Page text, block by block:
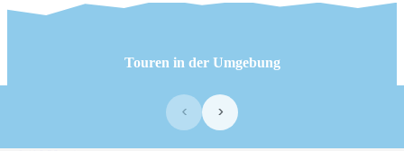
Touren in der Umgebung
‹ ›